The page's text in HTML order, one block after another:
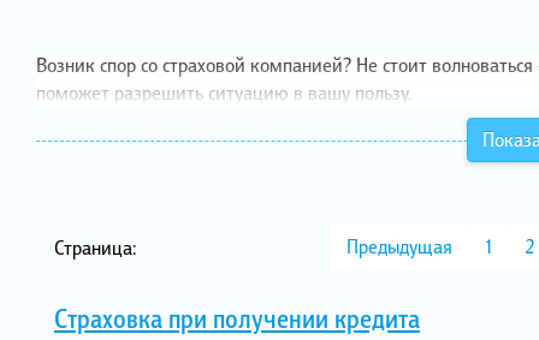
Возник спор со страховой компанией? Не стоит
поможет разрешить ситуацию в вашу пользу.
Страница: Предыдущая 1 2
Страховка при получении кредита